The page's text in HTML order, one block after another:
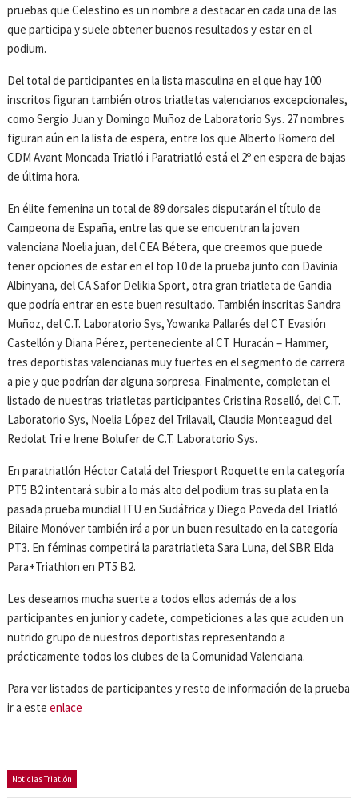
pruebas que Celestino es un nombre a destacar en cada una de las
que participa y suele obtener buenos resultados y estar en el
podium.
Del total de participantes en la lista masculina en el que hay 100
inscritos figuran también otros triatletas valencianos excepcionales,
como Sergio Juan y Domingo Muñoz de Laboratorio Sys. 27 nombres
figuran aún en la lista de espera, entre los que Alberto Romero del
CDM Avant Moncada Triatló i Paratriatló está el 2º en espera de bajas
de última hora.
En élite femenina un total de 89 dorsales disputarán el título de
Campeona de España, entre las que se encuentran la joven
valenciana Noelia juan, del CEA Bétera, que creemos que puede
tener opciones de estar en el top 10 de la prueba junto con Davinia
Albinyana, del CA Safor Delikia Sport, otra gran triatleta de Gandia
que podría entrar en este buen resultado. También inscritas Sandra
Muñoz, del C.T. Laboratorio Sys, Yowanka Pallarés del CT Evasión
Castellón y Diana Pérez, perteneciente al CT Huracán – Hammer,
tres deportistas valencianas muy fuertes en el segmento de carrera
a pie y que podrían dar alguna sorpresa. Finalmente, completan el
listado de nuestras triatletas participantes Cristina Roselló, del C.T.
Laboratorio Sys, Noelia López del Trilavall, Claudia Monteagud del
Redolat Tri e Irene Bolufer de C.T. Laboratorio Sys.
En paratriatlón Héctor Catalá del Triesport Roquette en la categoría
PT5 B2 intentará subir a lo más alto del podium tras su plata en la
pasada prueba mundial ITU en Sudáfrica y Diego Poveda del Triatló
Bilaire Monóver también irá a por un buen resultado en la categoría
PT3. En féminas competirá la paratriatleta Sara Luna, del SBR Elda
Para+Triathlon en PT5 B2.
Les deseamos mucha suerte a todos ellos además de a los
participantes en junior y cadete, competiciones a las que acuden un
nutrido grupo de nuestros deportistas representando a
prácticamente todos los clubes de la Comunidad Valenciana.
Para ver listados de participantes y resto de información de la prueba
ir a esteenlace
Noticias Triatlón